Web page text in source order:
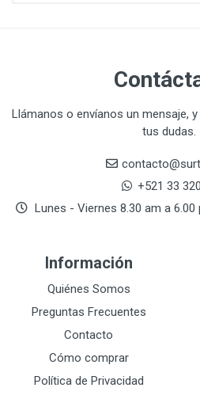
CRAFTSMAN
DEWALT ACCESORIOS
DEWALT HTA.MANUAL
DREMEL
E-Z WELD
EATON (COOPER-HARROW HARD)
EATON ROYER
Llámanos o envíanos un mensaje,
tus dudas.
+521 33
Lunes - Viernes 8.30 am a 6.00
Información
Quiénes Somos
Preguntas Frecuentes
Contacto
Cómo comprar
Política de Privacidad